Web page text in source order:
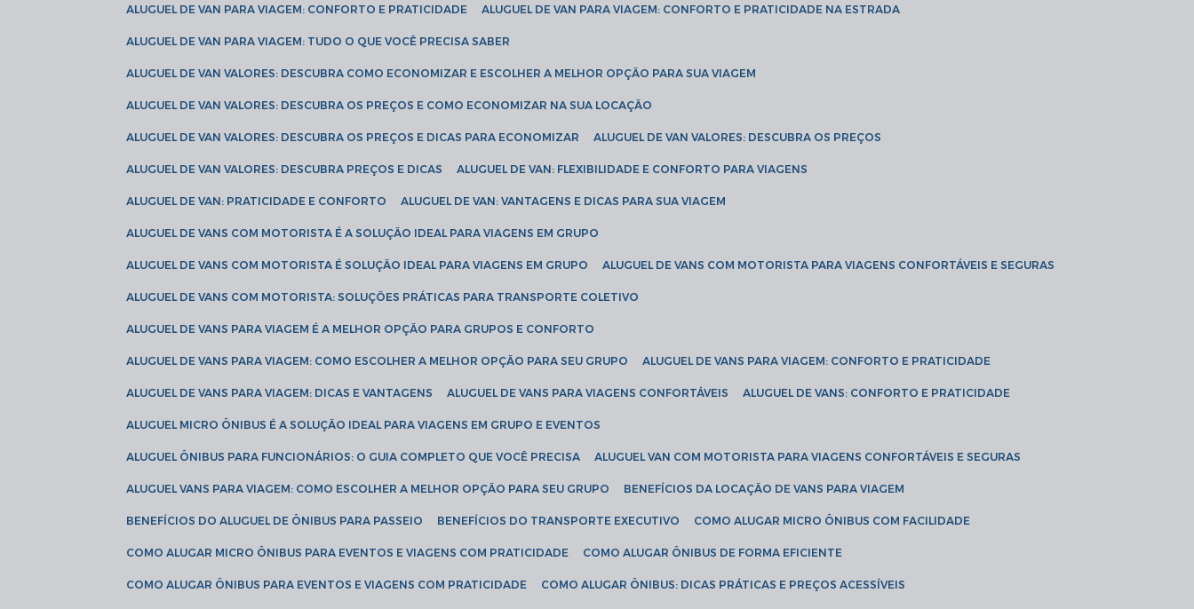
ALUGUEL DE VAN PARA VIAGEM: CONFORTO E PRATICIDADE ALUGUEL DE VAN PARA VIAGEM: CONFORTO E PRATICIDADE NA ESTRADA
ALUGUEL DE VAN PARA VIAGEM: TUDO O QUE VOCÊ PRECISA SABER
ALUGUEL DE VAN VALORES: DESCUBRA COMO ECONOMIZAR E ESCOLHER A MELHOR OPÇÃO PARA SUA VIAGEM
ALUGUEL DE VAN VALORES: DESCUBRA OS PREÇOS E COMO ECONOMIZAR NA SUA LOCAÇÃO
ALUGUEL DE VAN VALORES: DESCUBRA OS PREÇOS E DICAS PARA ECONOMIZAR ALUGUEL DE VAN VALORES: DESCUBRA OS PREÇOS
ALUGUEL DE VAN VALORES: DESCUBRA PREÇOS E DICAS ALUGUEL DE VAN: FLEXIBILIDADE E CONFORTO PARA VIAGENS
ALUGUEL DE VAN: PRATICIDADE E CONFORTO ALUGUEL DE VAN: VANTAGENS E DICAS PARA SUA VIAGEM
ALUGUEL DE VANS COM MOTORISTA É A SOLUÇÃO IDEAL PARA VIAGENS EM GRUPO
ALUGUEL DE VANS COM MOTORISTA É SOLUÇÃO IDEAL PARA VIAGENS EM GRUPO ALUGUEL DE VANS COM MOTORISTA PARA VIAGENS CONFORTÁVEIS E SEGURAS
ALUGUEL DE VANS COM MOTORISTA: SOLUÇÕES PRÁTICAS PARA TRANSPORTE COLETIVO
ALUGUEL DE VANS PARA VIAGEM É A MELHOR OPÇÃO PARA GRUPOS E CONFORTO
ALUGUEL DE VANS PARA VIAGEM: COMO ESCOLHER A MELHOR OPÇÃO PARA SEU GRUPO ALUGUEL DE VANS PARA VIAGEM: CONFORTO E PRATICIDADE
ALUGUEL DE VANS PARA VIAGEM: DICAS E VANTAGENS ALUGUEL DE VANS PARA VIAGENS CONFORTÁVEIS ALUGUEL DE VANS: CONFORTO E PRATICIDADE
ALUGUEL MICRO ÔNIBUS É A SOLUÇÃO IDEAL PARA VIAGENS EM GRUPO E EVENTOS
ALUGUEL ÔNIBUS PARA FUNCIONÁRIOS: O GUIA COMPLETO QUE VOCÊ PRECISA ALUGUEL VAN COM MOTORISTA PARA VIAGENS CONFORTÁVEIS E SEGURAS
ALUGUEL VANS PARA VIAGEM: COMO ESCOLHER A MELHOR OPÇÃO PARA SEU GRUPO BENEFÍCIOS DA LOCAÇÃO DE VANS PARA VIAGEM
BENEFÍCIOS DO ALUGUEL DE ÔNIBUS PARA PASSEIO BENEFÍCIOS DO TRANSPORTE EXECUTIVO COMO ALUGAR MICRO ÔNIBUS COM FACILIDADE
COMO ALUGAR MICRO ÔNIBUS PARA EVENTOS E VIAGENS COM PRATICIDADE COMO ALUGAR ÔNIBUS DE FORMA EFICIENTE
COMO ALUGAR ÔNIBUS PARA EVENTOS E VIAGENS COM PRATICIDADE COMO ALUGAR ÔNIBUS: DICAS PRÁTICAS E PREÇOS ACESSÍVEIS